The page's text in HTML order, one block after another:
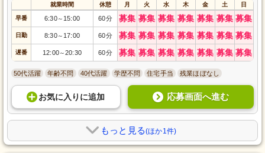
就業時間 休憩 月 火 水 木 金 土 日
早番 6:30～ 15:00 60分 募集 募集 募集 募集 募集 募集 募集
日勤 8:30～ 17:00 60分 募集 募集 募集 募集 募集 募集 募集
遅番 12:00～20:30 60分 募集 募集 募集 募集 募集 募集 募集
50代活躍 年齢不問 40代活躍 学歴不問 住宅手当 残業ほぼなし
お気に入り に追加 応募画面へ進む
もっと見る(ほか1件)